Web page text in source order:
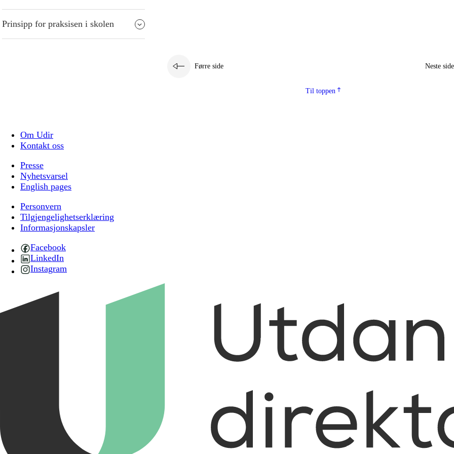
Prinsipp for praksisen i skolen
Førre side Neste side
Til toppen
Om Udir
Kontakt oss
Presse
Nyhetsvarsel
English pages
Personvern
Tilgjengelighetserklæring
Informasjonskapsler
Facebook
LinkedIn
Instagram